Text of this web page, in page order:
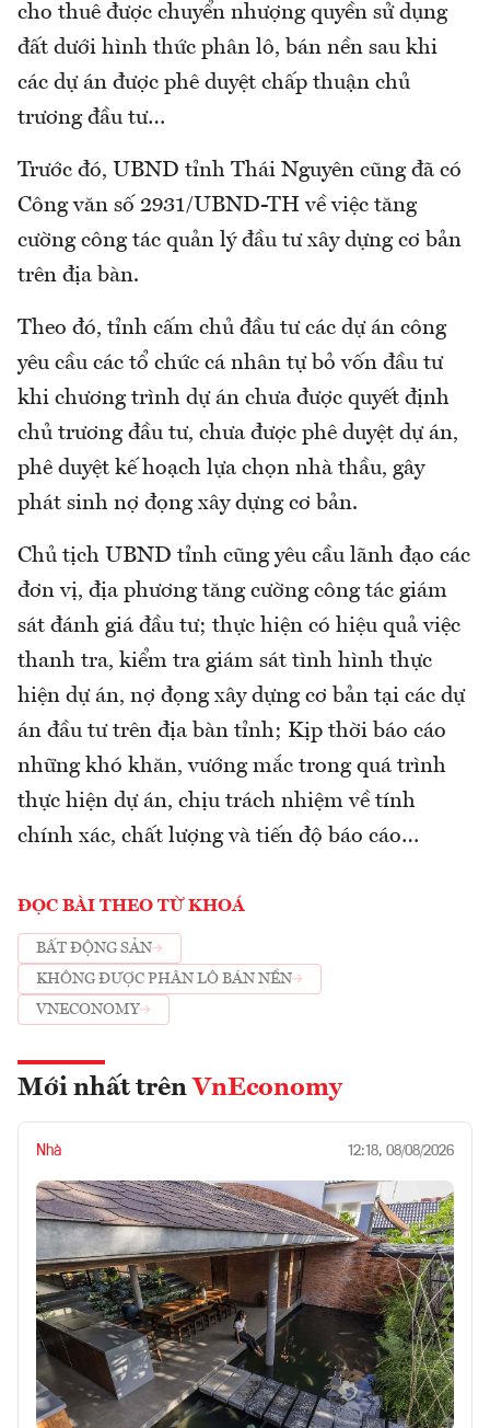
cho thuê được chuyển nhượng quyền sử dụng
đất dưới hình thức phân lô, bán nền sau khi
các dự án được phê duyệt chấp thuận chủ
trương đầu tư…
Trước đó, UBND tỉnh Thái Nguyên cũng đã có
Công văn số 2931/UBND-TH về việc tăng
cường công tác quản lý đầu tư xây dựng cơ bản
trên địa bàn.
Theo đó, tỉnh cấm chủ đầu tư các dự án công
yêu cầu các tổ chức cá nhân tự bỏ vốn đầu tư
khi chương trình dự án chưa được quyết định
chủ trương đầu tư, chưa được phê duyệt dự án,
phê duyệt kế hoạch lựa chọn nhà thầu, gây
phát sinh nợ đọng xây dựng cơ bản.
Chủ tịch UBND tỉnh cũng yêu cầu lãnh đạo các
đơn vị, địa phương tăng cường công tác giám
sát đánh giá đầu tư; thực hiện có hiệu quả việc
thanh tra, kiểm tra giám sát tình hình thực
hiện dự án, nợ đọng xây dựng cơ bản tại các dự
án đầu tư trên địa bàn tỉnh; Kịp thời báo cáo
những khó khăn, vướng mắc trong quá trình
thực hiện dự án, chịu trách nhiệm về tính
chính xác, chất lượng và tiến độ báo cáo…
ĐỌC BÀI THEO TỪ KHOÁ
BẤT ĐỘNG SẢN
KHÔNG ĐƯỢC PHÂN LÔ BÁN NỀN
VNECONOMY
Mới nhất trên VnEconomy
Nhà 12:18, 08/08/2026